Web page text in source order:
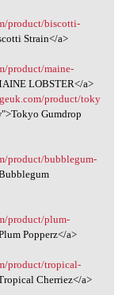
product/biscotti-
Strain</a>
product/maine-
LOBSTER</a>
product/toky
Gumdrop
product/bubblegum-
product/plum-
Popperz</a>
product/tropical-
Cherriez</a>